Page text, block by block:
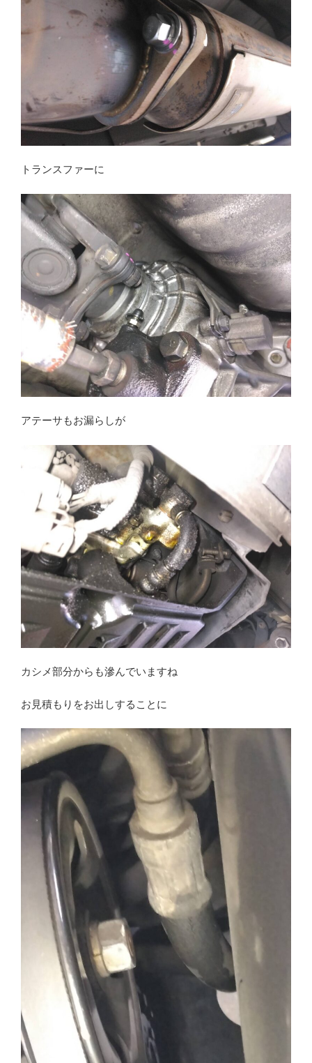
トランスファーに
アテーサもお漏らしが
カシメ部分からも滲んでいますね
お見積もりをお出しすることに